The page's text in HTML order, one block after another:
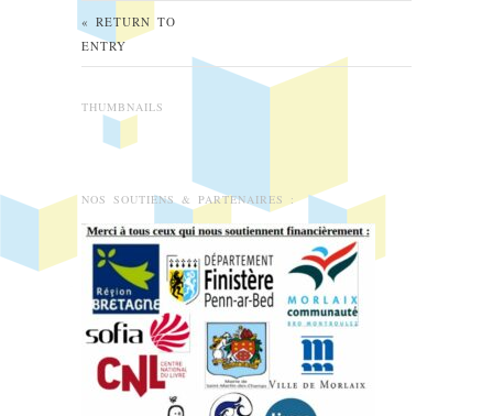
« RETURN TO
ENTRY
THUMBNAILS
NOS SOUTIENS & PARTENAIRES :